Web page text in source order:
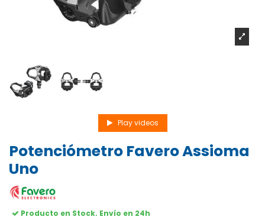
Play videos
Potenciómetro Favero Assioma
Uno
Producto en Stock. Envío en 24h